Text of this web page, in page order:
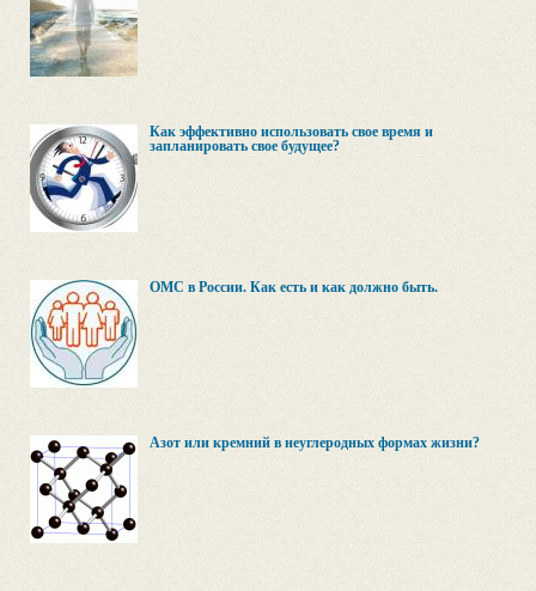
Как эффективно использовать свое время и
запланировать свое будущее?
ОМС в России. Как есть и как должно быть.
Азот или кремний в неуглеродных формах жизни?